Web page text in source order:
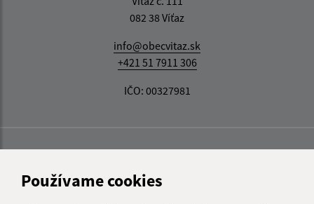
Používame cookies
082 38 Víťaz
info@obecvitaz.sk
+421 51 7911 306
IČO: 00327981